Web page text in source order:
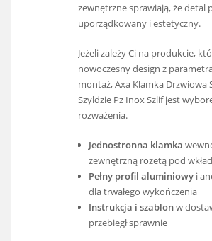
zewnętrzne sprawiają, że detal
uporządkowany i estetyczny.
Jeżeli zależy Ci na produkcie,
nowoczesny design z
montaż, Axa Klamka Drzwiowa
Szyldzie Pz Inox Szlif jest
rozważenia.
Jednostronna klamka
zewnętrzną rozetą pod
Pełny profil aluminiowyi
dla trwałego wykończenia
Instrukcja i szablonw
przebiegł sprawnie